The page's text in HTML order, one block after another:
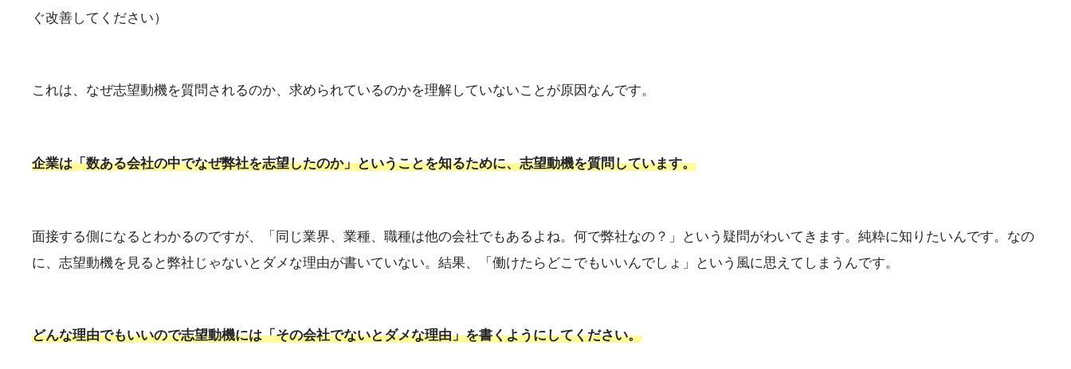
ぐ改善してください）
これは、なぜ志望動機を質問されるのか、求められているのかを理解していないことが原因なんです。
企業は「数ある会社の中でなぜ弊社を志望したのか」ということを知るために、志望動機を質問しています。
面接する側になるとわかるのですが、「同じ業界、業種、職種は他の会社でもあるよね。何で弊社なの？」という疑問がわいてきます。純粋に知りたいんです。なの
に、志望動機を見ると弊社じゃないとダメな理由が書いていない。結果、「働けたらどこでもいいんでしょ」という風に思えてしまうんです。
どんな理由でもいいので志望動機には「その会社でないとダメな理由」を書くようにしてください。